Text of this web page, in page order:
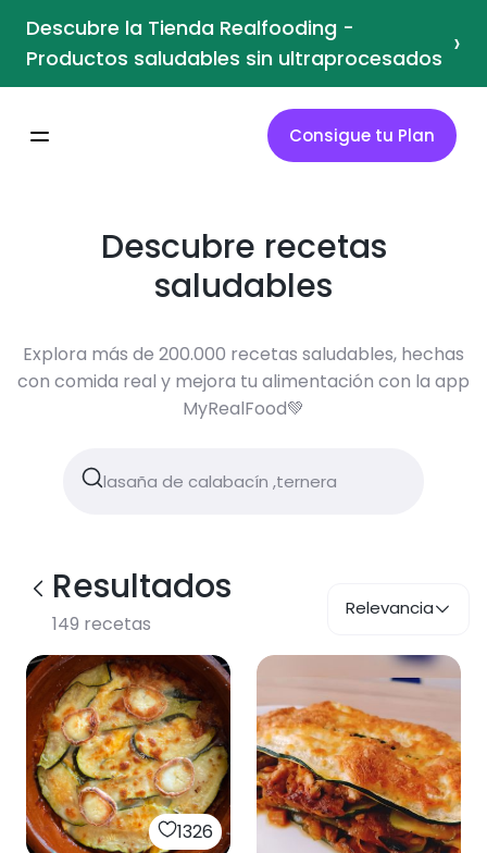
Descubre la Tienda Realfooding -
Productos saludables sin ultraprocesados ›
Consigue tu Plan
Descubre recetas
saludables
Explora más de 200.000 recetas saludables, hechas
con comida real y mejora tu alimentación con la app
MyRealFood💚
Resultados
149 recetas
Relevancia
1326